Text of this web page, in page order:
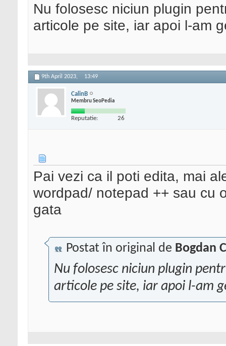
Nu folosesc niciun plugin
articole pe site, iar apoi l-am
9th April 2023, 13:49
CalinB
Membru SeoPedia
Reputatie: 26
Pai vezi ca il poti edita, mai
wordpad/ notepad ++ sau cu
gata
Postat în original de Bogdan
Nu folosesc niciun plugin
articole pe site, iar apoi l-am